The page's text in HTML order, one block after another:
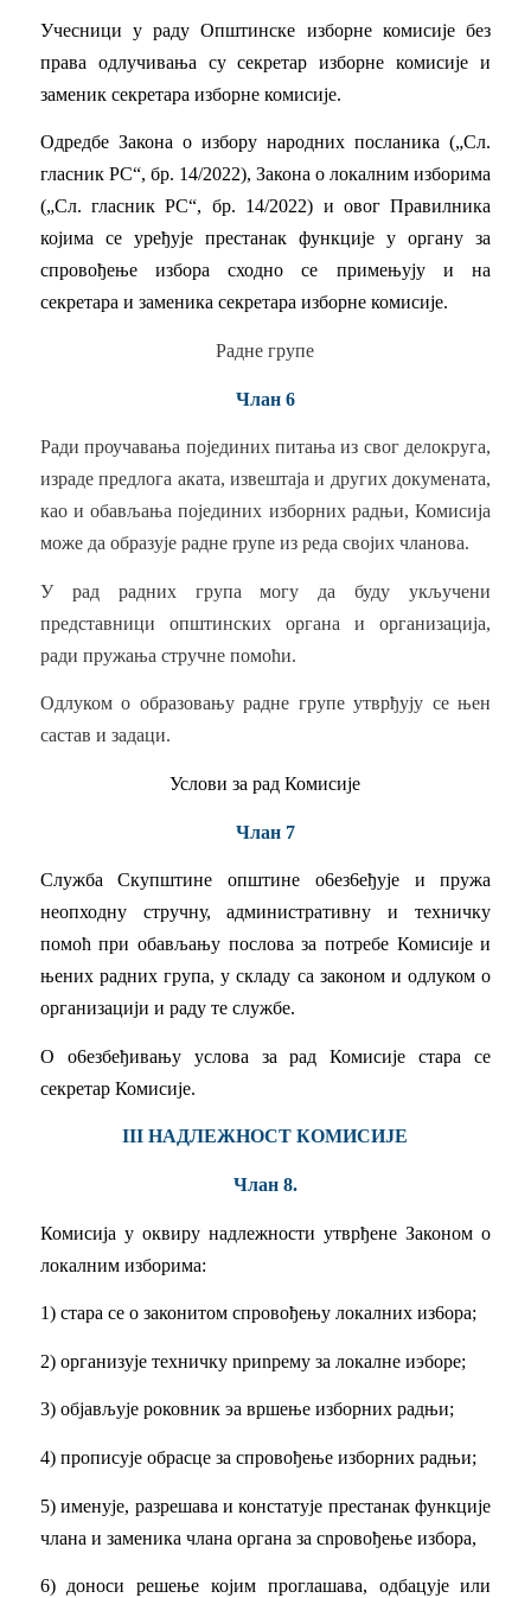
Учесници у раду Општинске изборне комисије без
права одлучивања су секретар изборне комисије и
заменик секретара изборне комисије.
Одредбе Закона о избору народних посланика („Сл.
гласник РС“, бр. 14/2022), Закона о локалним изборима
(„Сл. гласник РС“, бр. 14/2022) и овог Правилника
којима се уређује престанак функције у органу за
спровођење избора сходно се примењују и на
секретара и заменика секретара изборне комисије.
Радне групе
Члан 6
Ради проучавања појединих питања из свог делокруга,
израде предлога аката, извештаја и других докумената,
као и обављања појединих изборних радњи, Комисија
може да образује радне rpyne из реда својих чланова.
У рад радних група могу да буду укључени
представници општинских органа и организација,
ради пружања стручне помоћи.
Одлуком о образовању радне групе утврђују се њен
састав и задаци.
Услови за рад Комисије
Члан 7
Служба Скупштине општине о6ез6еђује и пружа
неопходну стручну, административну и техничку
помоћ при обављању послова за потребе Комисије и
њених радних група, у складу са законом и одлуком о
организацији и раду те службе.
О о6езбеђивању услова за рад Комисије стара се
секретар Комисије.
III НАДЛЕЖНОСТ КОМИСИЈЕ
Члан 8.
Комисија у оквиру надлежности утврђене Законом о
локалним изборима:
1) стара се о законитом спровођењу локалних из6ора;
2) организује техничку npиnpeму за локалне иэборе;
3) објављује роковник эа вршење изборних радњи;
4) прописује обрасце за спровођење изборних радњи;
5) именује, разрешава и констатује престанак функције
члана и заменика члана органа за сnpовођење избора,
6) доноси решење којим проглашава, одбацује или